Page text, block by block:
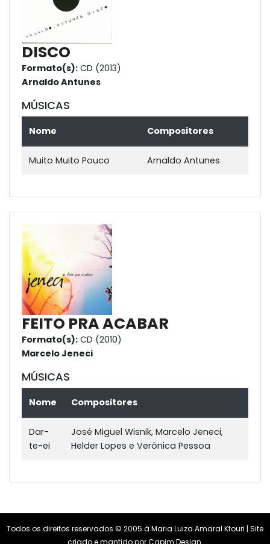
DISCO
Formato(s): CD (2013)
Arnaldo Antunes
MÚSICAS
Nome Compositores
Muito Muito Pouco Arnaldo Antunes
FEITO PRA ACABAR
Formato(s): CD (2010)
Marcelo Jeneci
MÚSICAS
Nome Compositores
Dar-
te-ei
José Miguel Wisnik, Marcelo Jeneci,
Helder Lopes e Verônica Pessoa
Todos os direitos reservados © 2005 à Maria Luiza Amaral Kfouri | Site
criado e mantido porCapim Design